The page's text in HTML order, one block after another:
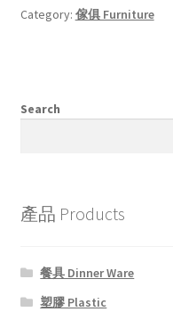
Category: 傢俱 Furniture
Search
產品 Products
餐具 Dinner Ware
塑膠 Plastic